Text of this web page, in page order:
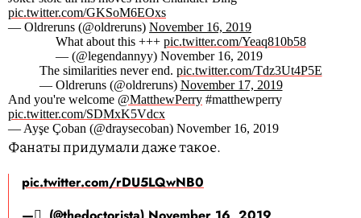
pic.twitter.com/GKSoM6EOxs
— Oldreruns (@oldreruns) November 16, 2019
What about this +++ pic.twitter.com/Yeaq810b58
— (@legendannyy) November 16, 2019
The similarities never end. pic.twitter.com/Tdz3Ut4P5E
— Oldreruns (@oldreruns) November 17, 2019
And you're welcome @MatthewPerry #matthewperry
pic.twitter.com/SDMxK5Vdcx
— Ayşe Çoban (@draysecoban) November 16, 2019
Фанаты придумали даже такое.
pic.twitter.com/rDU5LQwNB0